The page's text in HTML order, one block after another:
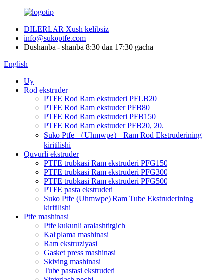
DILERLAR Xush kelibsiz
info@sukoptfe.com
Dushanba - shanba 8:30 dan 17:30 gacha
English
Uy
Rod ekstruder
PTFE Rod Ram ekstruderi PFLB20
PTFE Rod Ram ekstruder PFB80
PTFE Rod Ram ekstruderi PFB150
PTFE Rod Ram ekstruder PFB20, 20.
Suko Ptfe （Uhmwpe） Ram Rod Ekstruderining
kiritilishi
Quvurli ekstruder
PTFE trubkasi Ram ekstruderi PFG150
PTFE trubkasi Ram ekstruderi PFG300
PTFE trubkasi Ram ekstruderi PFG500
PTFE pasta ekstruderi
Suko Ptfe (Uhmwpe) Ram Tube Ekstruderining
kiritilishi
Ptfe mashinasi
Ptfe kukunli aralashtirgich
Kalıplama mashinasi
Ram ekstruziyasi
Gasket press mashinasi
Skiving mashinasi
Tube pastasi ekstruderi